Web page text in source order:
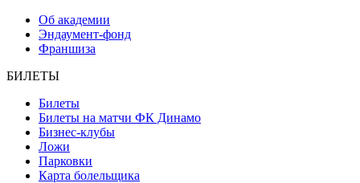
Об академии
Эндаумент-фонд
Франшиза
БИЛЕТЫ
Билеты
Билеты на матчи ФК Динамо
Бизнес-клубы
Ложи
Парковки
Карта болельщика